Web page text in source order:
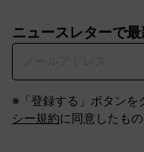
ニュースレターで最
※「登録する」ボタンを
シー規約に同意したもの